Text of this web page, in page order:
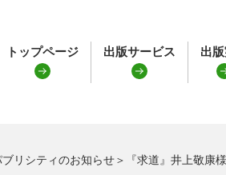
トップページ 出版サービス 出
ブリシティのお知らせ＞『求道』井上敬康様